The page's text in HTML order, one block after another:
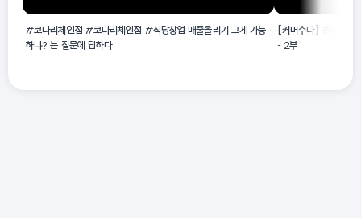
#코다리체인점 #코다리체인점 #식당창업 매출올리기 그게 가능
하냐? 는 질문에 답하다
[커머수다] 온라인 식
- 2부